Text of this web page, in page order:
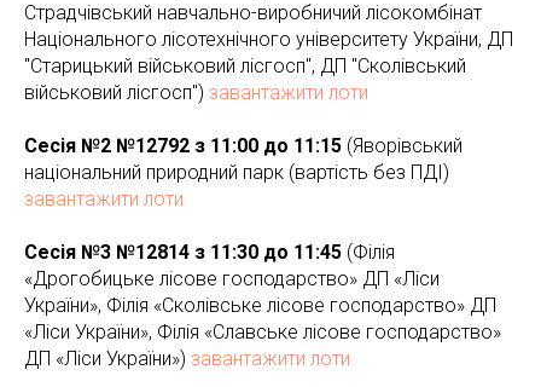
Страдчівський навчально-виробничий лісокомбінат
Національного лісотехнічного університету України, ДП
"Старицький військовий лісгосп", ДП "Сколівський
військовий лісгосп") завантажити лоти
Сесія №2 №12792 з 11:00 до 11:15 (Яворівський
національний природний парк (вартість без ПДІ)
завантажити лоти
Сесія №3 №12814 з 11:30 до 11:45 (Філія
«Дрогобицьке лісове господарство» ДП «Ліси
України», Філія «Сколівське лісове господарство» ДП
«Ліси України», Філія «Славське лісове господарство»
ДП «Ліси України») завантажити лоти